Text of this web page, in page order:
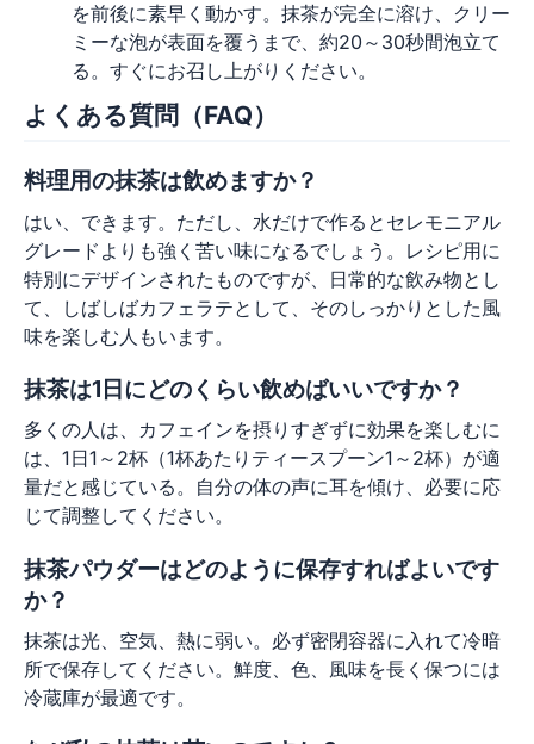
を前後に素早く動かす。抹茶が完全に溶け、クリー
ミーな泡が表面を覆うまで、約20～30秒間泡立て
る。すぐにお召し上がりください。
よくある質問（FAQ）
料理用の抹茶は飲めますか？
はい、できます。ただし、水だけで作るとセレモニアル
グレードよりも強く苦い味になるでしょう。レシピ用に
特別にデザインされたものですが、日常的な飲み物とし
て、しばしばカフェラテとして、そのしっかりとした風
味を楽しむ人もいます。
抹茶は1日にどのくらい飲めばいいですか？
多くの人は、カフェインを摂りすぎずに効果を楽しむに
は、1日1～2杯（1杯あたりティースプーン1～2杯）が適
量だと感じている。自分の体の声に耳を傾け、必要に応
じて調整してください。
抹茶パウダーはどのように保存すればよいです
か？
抹茶は光、空気、熱に弱い。必ず密閉容器に入れて冷暗
所で保存してください。鮮度、色、風味を長く保つには
冷蔵庫が最適です。